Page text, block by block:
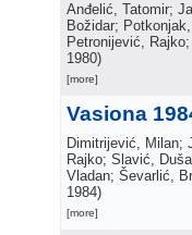
Anđelić, Tatomir;
Božidar;
Petronijević,
1980)
[more]
Vasiona
Dimitrijević, Milan;
Rajko; Slavić,
Vladan; Ševarlić,
1984)
[more]